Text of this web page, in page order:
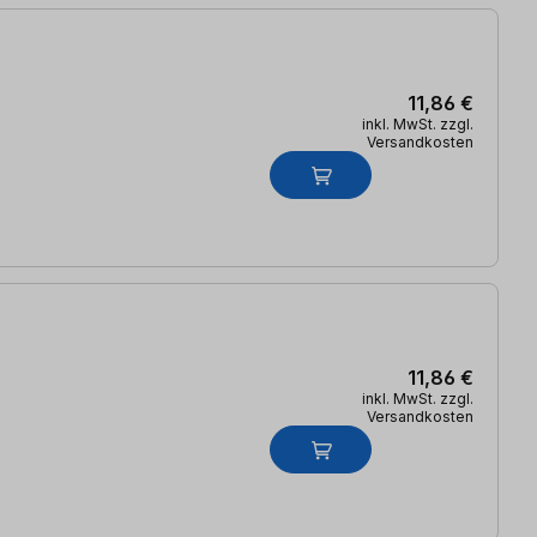
11,86 €
inkl. MwSt. zzgl.
Versandkosten
11,86 €
inkl. MwSt. zzgl.
Versandkosten